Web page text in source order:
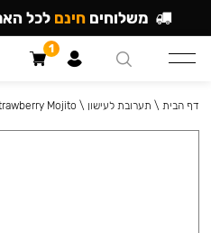
דף הבית \ תערובת לעישון \
Mojito
משלוחים חינם לכל
1